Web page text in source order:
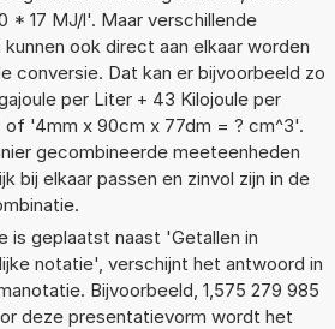
* 17 MJ/l'. Maar verschillende
ook direct aan elkaar worden
conversie. Dat kan er bijvoorbeeld zo
per Liter + 43 Kilojoule per
of '4mm x 90cm x 77dm = ? cm^3'.
gecombineerde meeteenheden
bij elkaar passen en zinvol zijn in de
is geplaatst naast 'Getallen in
notatie', verschijnt het antwoord in
Bijvoorbeeld, 1,575 279 985
deze presentatievorm wordt het